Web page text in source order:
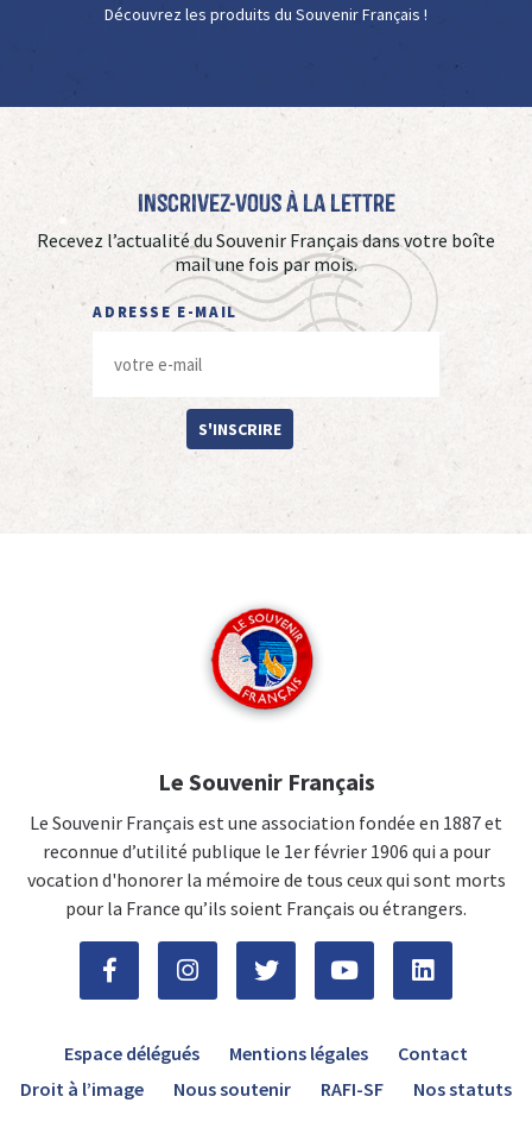
Découvrez les produits du Souvenir Français !
Inscrivez-vous à La Lettre
Recevez l’actualité du Souvenir Français dans votre boîte
mail une fois par mois.
ADRESSE E-MAIL
S'INSCRIRE
Le Souvenir Français
Le Souvenir Français est une association fondée en 1887 et
reconnue d’utilité publique le 1er février 1906 qui a pour
vocation d'honorer la mémoire de tous ceux qui sont morts
pour la France qu’ils soient Français ou étrangers.
Espace délégués Mentions légales
Contact
Droit à l’image
Nous soutenir RAFI-SF Nos statuts